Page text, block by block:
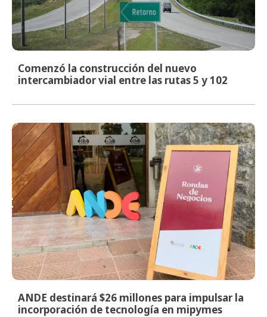
Comenzó la construcción del nuevo
intercambiador vial entre las rutas 5 y 102
ANDE destinará $26 millones para impulsar la
incorporación de tecnología en mipymes